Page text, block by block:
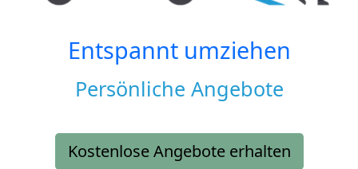
Entspannt umziehen
Persönliche Angebote
Kostenlose Angebote erhalten